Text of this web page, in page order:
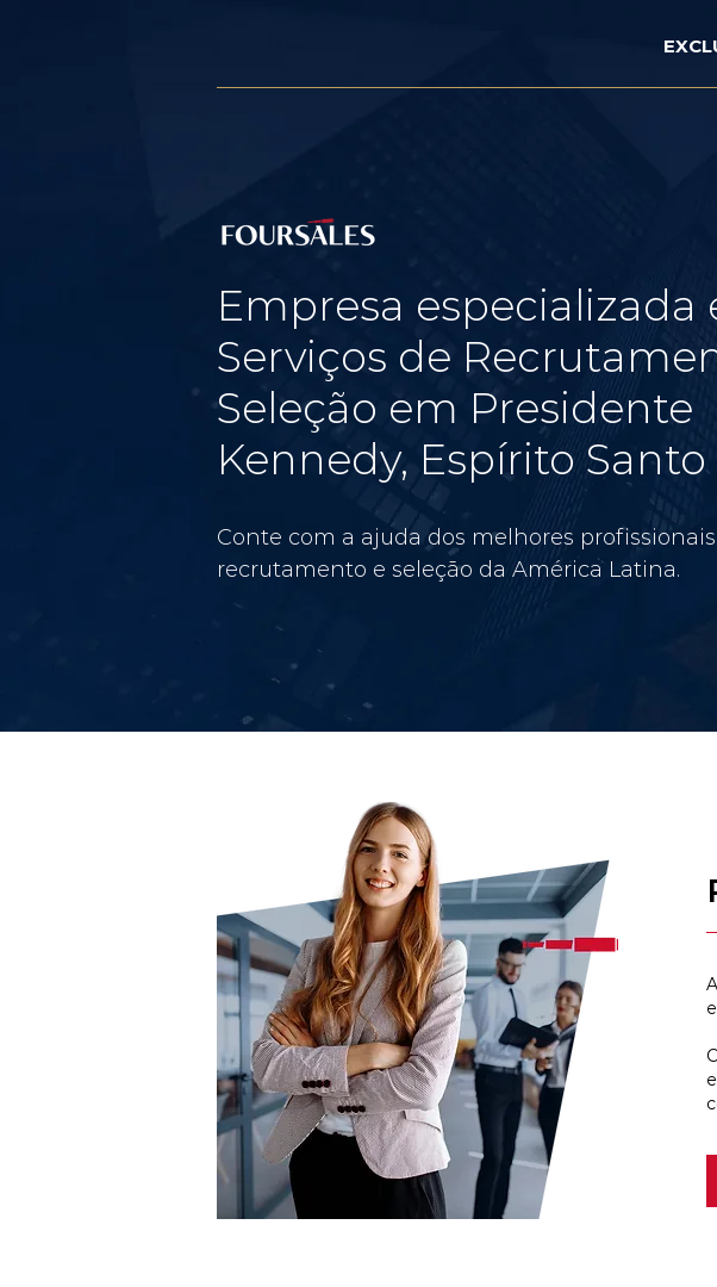
Empresa especializada
Serviços de
Seleção em Presidente
Kennedy, Espírito Santo
Conte com a ajuda dos melhores
recrutamento e seleção da América Latina.